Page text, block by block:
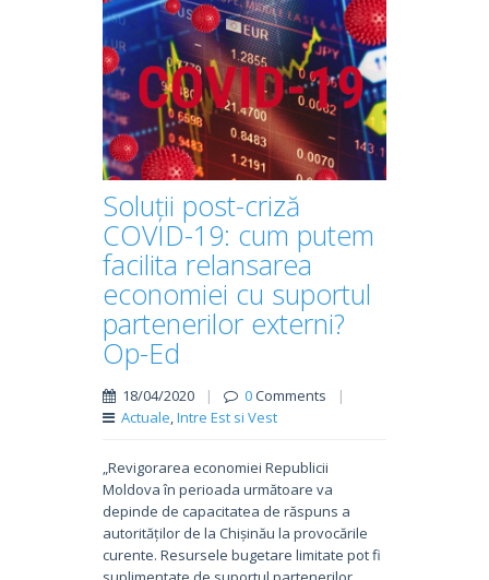
Soluții post-criză
COVID-19: cum putem
facilita relansarea
economiei cu suportul
partenerilor externi?
Op-Ed
18/04/2020 | 0Comments
|
Actuale,Intre Est si Vest
„Revigorarea economiei Republicii
Moldova în perioada următoare va
depinde de capacitatea de răspuns a
autorităților de la Chișinău la provocările
curente. Resursele bugetare limitate pot fi